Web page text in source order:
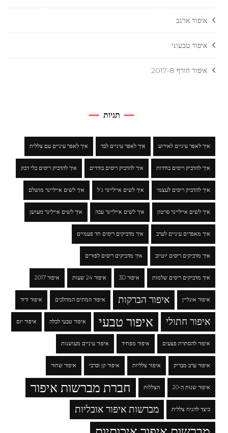
איפור ארנב
איפור טבעוני
איפור חורף 2017-8
תגיות
איך לאפר עיניים לאירוע איך לאפר עיניים לבד איך לאפר עיניים עם צללית
איך להדביק ריסים בודדות איך להדביק ריסים בודדים איך להדביק ריסים בלי דבק
איך להדביק ריסים לעצמי איך לשים אייליינר ג'ל איך לשים אייליינר מושלם
איך לשים אייליינר סרטון איך לשים אייליינר עבה איך לשים איילינר מעושן
איך מאפרים עיניים לערב איך מדביקים ריסים חד פעמיים
איך מדביקים ריסים יוטיוב איך מדביקים ריסים לפורים
איך מדביקים ריסים שלמות איפור 3D איפור 24 שעות איפור 2017
איפור אונליין איפור הברקות איפור המתים המהלכים איפור ורוד
איפור חתולי איפור טבעי איפור טבעי לכלה איפור יום
איפור להסתרת פצעים איפור מפחיד איפור עיניים מעושנות
איפור ערב מבריק איפור צלליות איפור קן וברבי איפור שחור
איפור שנות ה-20 הצללות חברת מברשות איפור
כיצד להניח צללית מברשות איפור אובליות